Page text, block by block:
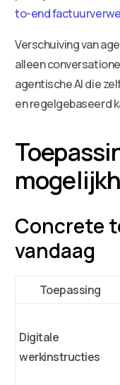
to-end
Verschuiving van
alleen
agentische AI die
en regelgebaseerd
Concrete
vandaag
Toepassing
Digitale
werkinstructies